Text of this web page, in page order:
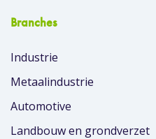
Branches
Industrie
Metaalindustrie
Automotive
Landbouw en grondverzet